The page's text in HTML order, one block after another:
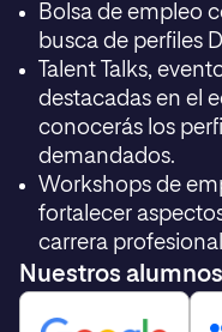
Bolsa de empleo
busca de perfiles
Talent Talks,
destacadas en el
conocerás los
demandados.
Workshops de
fortalecer
carrera
Nuestros